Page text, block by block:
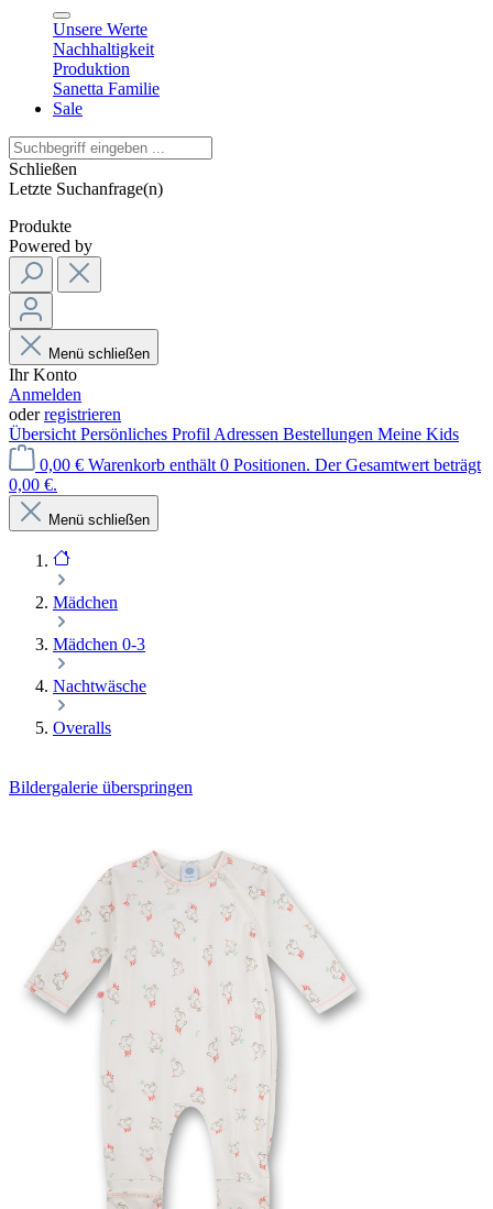
Unsere Werte
Nachhaltigkeit
Produktion
Sanetta Familie
Sale
Schließen
Letzte Suchanfrage(n)
Produkte
Powered by
Menü schließen
Ihr Konto
Anmelden
oderregistrieren
Übersicht Persönliches Profil Adressen Bestellungen Meine Kids
0,00 € Warenkorb enthält 0 Positionen. Der Gesamtwert beträgt
0,00 €.
Menü schließen
Mädchen
Mädchen 0-3
Nachtwäsche
Overalls
Bildergalerie überspringen